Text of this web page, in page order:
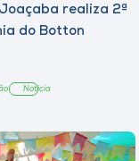
realiza 2ª
do Botton
Notícia